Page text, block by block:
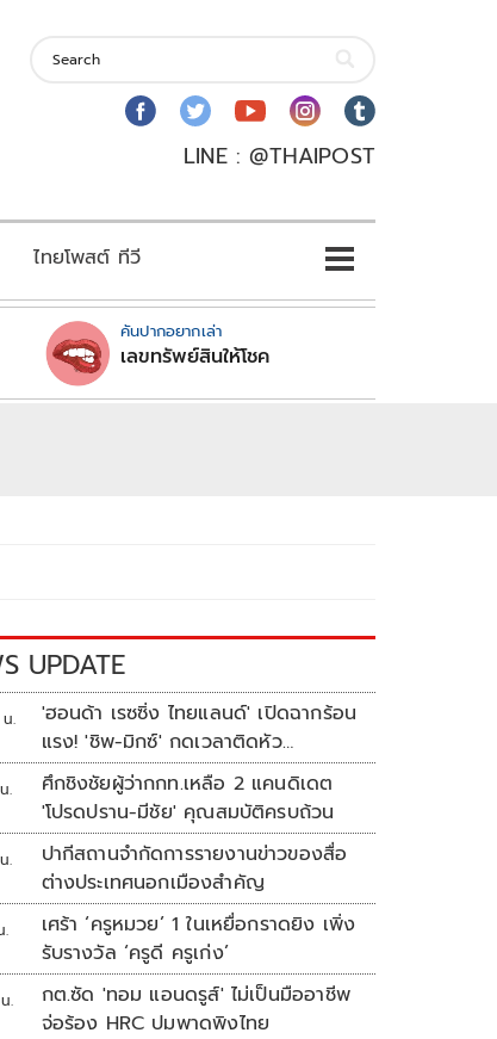
LINE : @THAIPOST
ไทยโพสต์ ทีวี
คันปากอยากเล่า
เลขทรัพย์สินให้โชค
UPDATE
.
'ฮอนด้า เรซซิ่ง ไทยแลนด์' เปิดฉากร้อน
แรง! 'ชิพ-มิกซ์' กดเวลาติดหัว
แถว ARRC สนาม 4 ที่มัลดาลิกา
.
ศึกชิงชัยผู้ว่ากกท.เหลือ 2 แคนดิเดต
'โปรดปราน-มีชัย' คุณสมบัติครบถ้วน
.
ปากีสถานจำกัดการรายงานข่าวของสื่อ
ต่างประเทศนอกเมืองสำคัญ
.
เศร้า ‘ครูหมวย’ 1 ในเหยื่อกราดยิง เพิ่ง
รับรางวัล ‘ครูดี ครูเก่ง’
.
กต.ซัด 'ทอม แอนดรูส์' ไม่เป็นมืออาชีพ
จ่อร้อง HRC ปมพาดพิงไทย